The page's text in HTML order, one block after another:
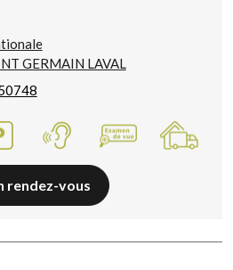
GERMAIN LAVAL
rendez-vous